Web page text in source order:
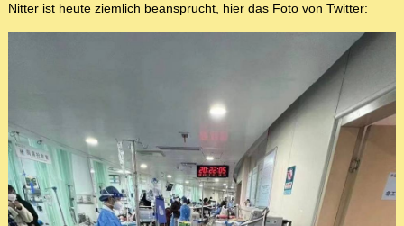
Nitter ist heute ziemlich beansprucht, hier das Foto von Twitter: